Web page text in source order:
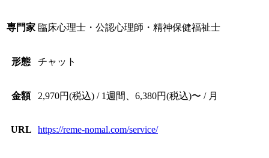
専門家 臨床心理士・公認心理師・精神保健福祉士
形態 チャット
金額 2,970円(税込) / 1週間、6,380円(税込)〜 / 月
URL https://reme-nomal.com/service/